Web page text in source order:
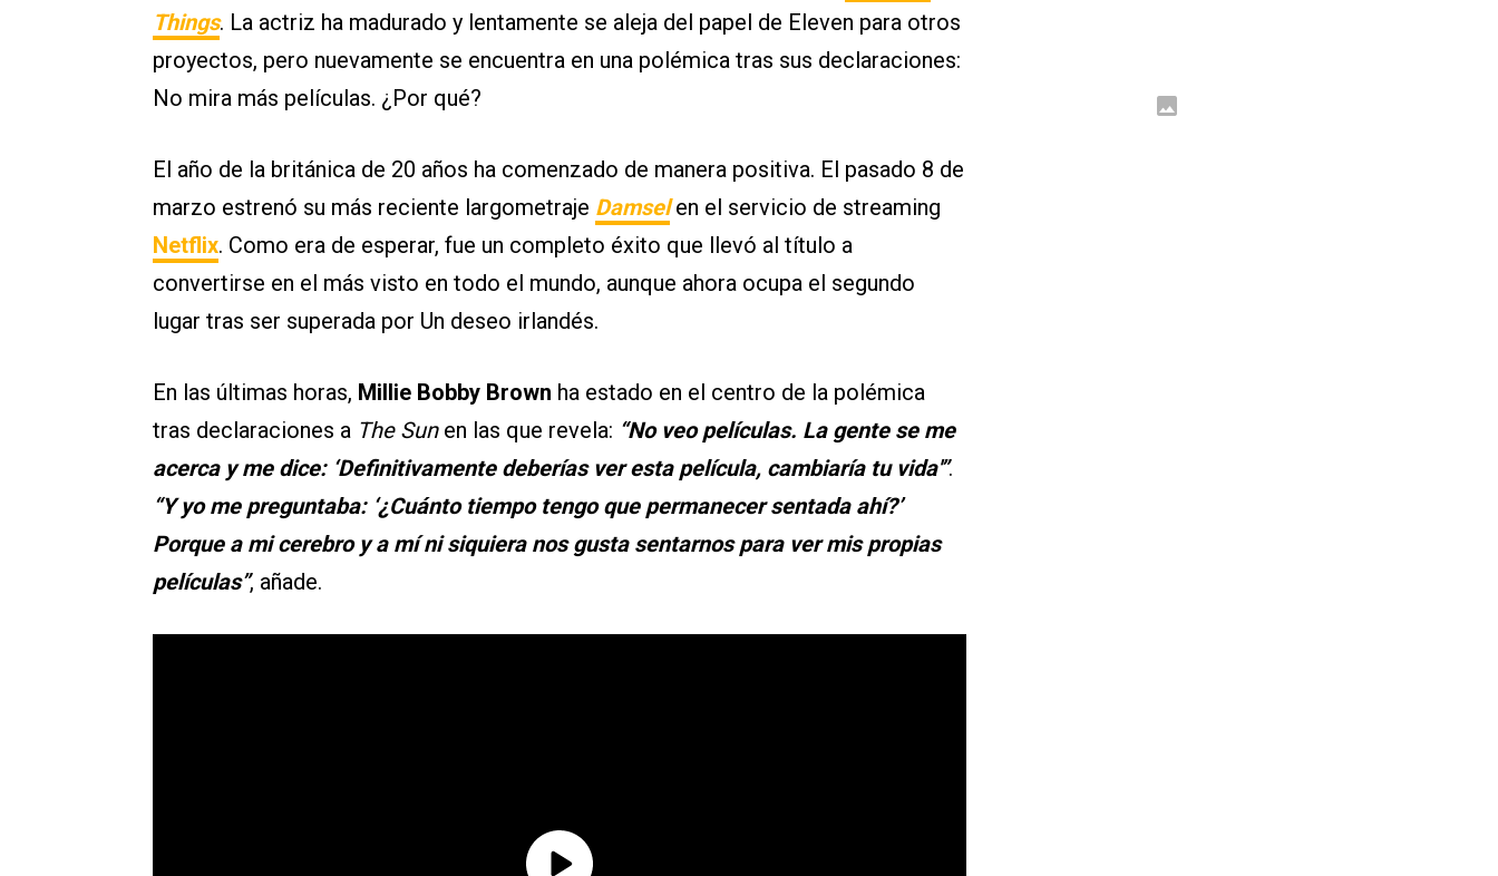
Things. La actriz ha madurado y lentamente se aleja del papel de Eleven para otros
proyectos, pero nuevamente se encuentra en una polémica tras sus declaraciones:
No mira más películas. ¿Por qué?
El año de la británica de 20 años ha comenzado de manera positiva. El pasado 8 de
marzo estrenó su más reciente largometraje Damselen el servicio de streaming
Netflix. Como era de esperar, fue un completo éxito que llevó al título a
convertirse en el más visto en todo el mundo, aunque ahora ocupa el segundo
lugar tras ser superada por Un deseo irlandés.
En las últimas horas, Millie Bobby Brown ha estado en el centro de la polémica
tras declaraciones a The Sunen las que revela: “No veo películas. La gente se me
acerca y me dice: ‘Definitivamente deberías ver esta película, cambiaría tu vida'”.
“Y yo me preguntaba: ‘¿Cuánto tiempo tengo que permanecer sentada ahí?’
Porque a mi cerebro y a mí ni siquiera nos gusta sentarnos para ver mis propias
películas”, añade.